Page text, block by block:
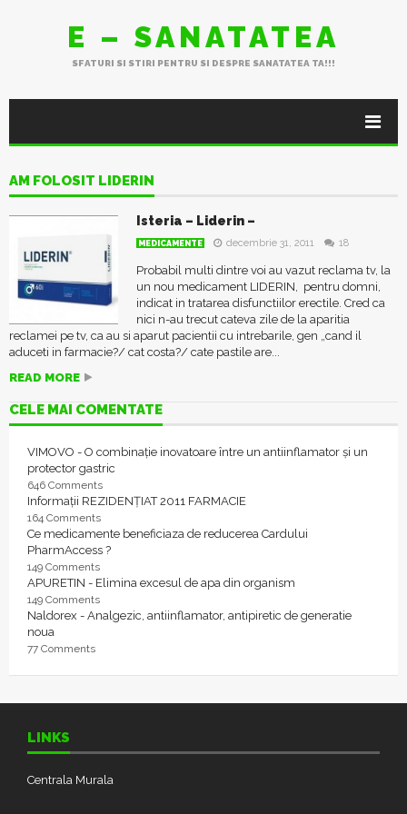
E – SANATATEA
SFATURI SI STIRI PENTRU SI DESPRE SANATATEA TA!!!
AM FOLOSIT LIDERIN
Isteria – Liderin –
MEDICAMENTE decembrie 31, 2011 18
Probabil multi dintre voi au vazut reclama tv, la
un nou medicament LIDERIN, pentru domni,
indicat in tratarea disfunctiilor erectile. Cred ca
nici n-au trecut cateva zile de la aparitia
reclamei pe tv, ca au si aparut pacientii cu intrebarile, gen „cand il
aduceti in farmacie?/ cat costa?/ cate pastile are...
READ MORE
CELE MAI COMENTATE
VIMOVO - O combinație inovatoare între un antiinflamator și un
protector gastric
646 Comments
Informații REZIDENȚIAT 2011 FARMACIE
164 Comments
Ce medicamente beneficiaza de reducerea Cardului
PharmAccess ?
149 Comments
APURETIN - Elimina excesul de apa din organism
149 Comments
Naldorex - Analgezic, antiinflamator, antipiretic de generatie
noua
77 Comments
LINKS
Centrala Murala